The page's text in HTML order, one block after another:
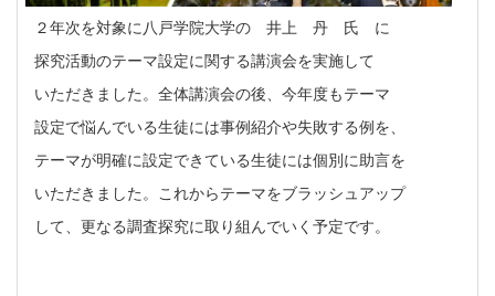
２年次を対象に八戸学院大学の 井上 丹 氏 に
探究活動のテーマ設定に関する講演会を実施して
いただきました。全体講演会の後、今年度もテーマ
設定で悩んでいる生徒には事例紹介や失敗する例を、
テーマが明確に設定できている生徒には個別に助言を
いただきました。これからテーマをブラッシュアップ
して、更なる調査探究に取り組んでいく予定です。